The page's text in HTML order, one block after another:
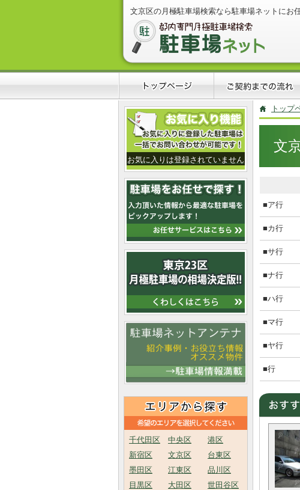
文京区の月極駐車場検索なら駐車場ネットにお
お気に入りは登録されていません
千代田区 中央区
港区
新宿区
文京区
台東区
墨田区
江東区
品川区
目黒区
大田区
世田谷区
トップ
文
■ア行
■カ行
■サ行
■ナ行
■ハ行
■マ行
■ヤ行
■行